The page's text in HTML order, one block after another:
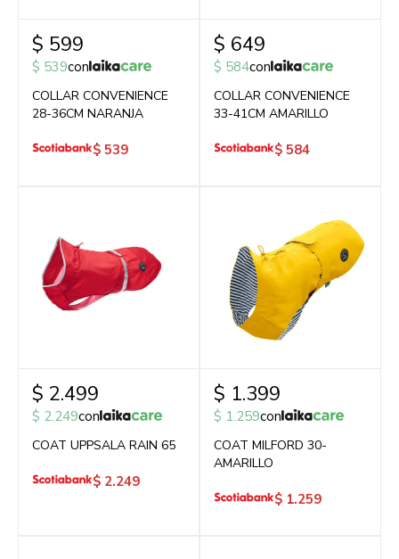
$ 599
$ 539con
COLLAR CONVENIENCE
28-36CM NARANJA
$ 539
$ 649
$ 584con
COLLAR CONVENIENCE
33-41CM AMARILLO
$ 584
$ 2.499
$ 2.249con
COAT UPPSALA RAIN 65
$ 2.249
$ 1.399
$ 1.259con
COAT MILFORD 30-
AMARILLO
$ 1.259